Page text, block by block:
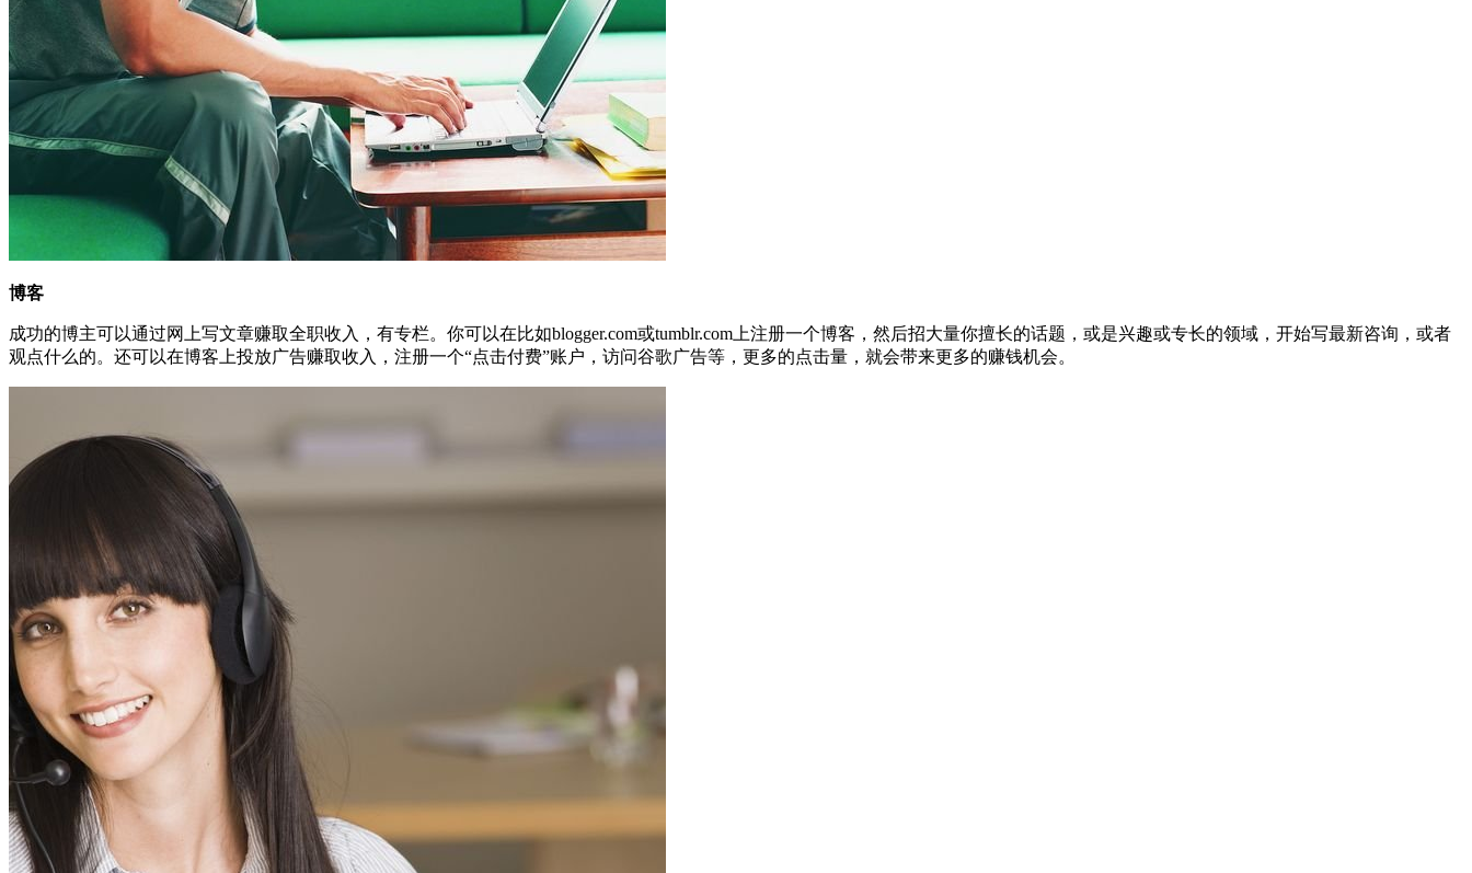
博客
成功的博主可以通过网上写文章赚取全职收入，有专栏。你可以在比如blogger.com或tumblr.com上注册一个博客，然后招大量你擅长的话题，或是兴趣或专长的领域，开始写最新咨询，或者
观点什么的。还可以在博客上投放广告赚取收入，注册一个“点击付费”账户，访问谷歌广告等，更多的点击量，就会带来更多的赚钱机会。